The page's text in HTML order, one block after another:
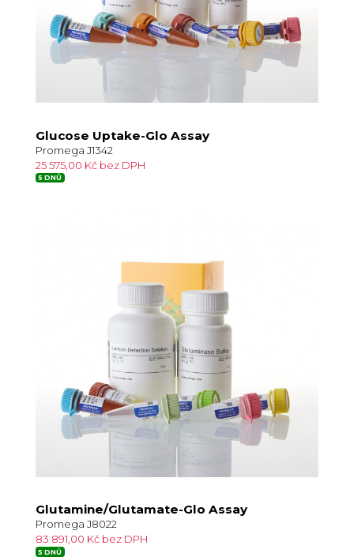
Glucose Uptake-Glo Assay
Promega J1342
25 575,00 Kč bez DPH
5 DNŮ
Glutamine/Glutamate-Glo Assay
Promega J8022
83 891,00 Kč bez DPH
5 DNŮ